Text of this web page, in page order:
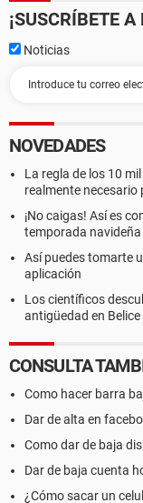
¡SUSCRÍBETE
Noticias
NOVEDADES
La regla de los 10
realmente necesario
¡No caigas! Así es
temporada navideña
Así puedes tomarte
aplicación
Los científicos
antigüedad en Belice
CONSULTA
Como hacer barra
Dar de alta en
Como dar de baja
Dar de baja cuenta
¿Cómo sacar un